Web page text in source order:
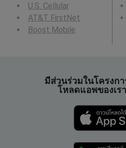
U.S. Cellular
AT&T FirstNet
Boost Mobile
มีส่วนร่วมในโครงก
โหลดแอพของเร